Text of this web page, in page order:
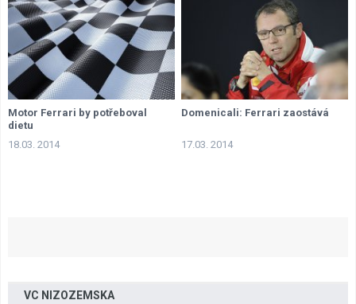
Motor Ferrari by potřeboval
dietu
18.03. 2014
Domenicali: Ferrari zaostává
17.03. 2014
VC NIZOZEMSKA